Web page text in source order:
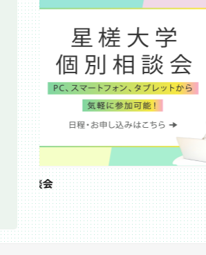
受講生・卒業生の声